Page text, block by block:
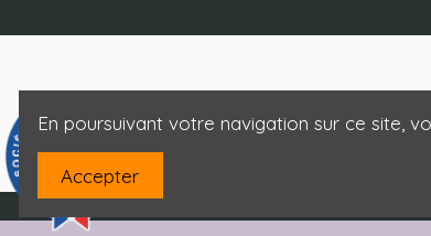
En poursuivant votre navigation sur ce site,
Accepter
9.3/10
85 avis